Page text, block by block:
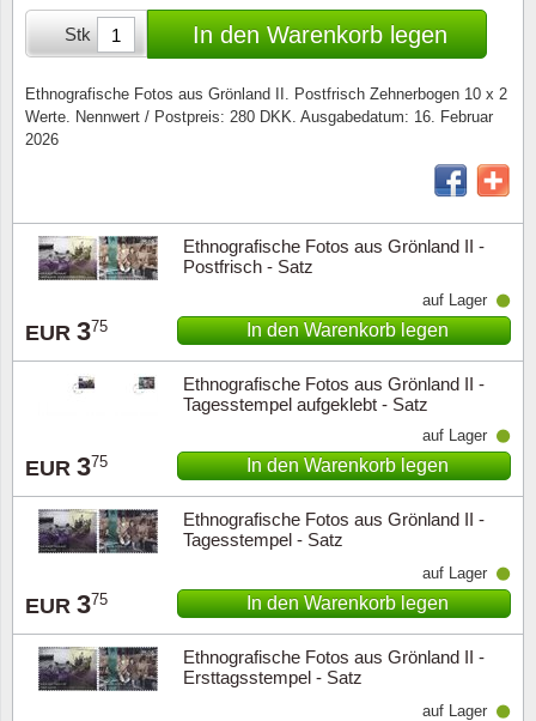
Stk In den Warenkorb legen
Ethnografische Fotos aus Grönland II. Postfrisch Zehnerbogen 10 x 2
Werte. Nennwert / Postpreis: 280 DKK. Ausgabedatum: 16. Februar
2026
Ethnografische Fotos aus Grönland II -
Postfrisch - Satz
EUR 375
auf Lager
In den Warenkorb legen
Ethnografische Fotos aus Grönland II -
Tagesstempel aufgeklebt - Satz
EUR 375
auf Lager
In den Warenkorb legen
Ethnografische Fotos aus Grönland II -
Tagesstempel - Satz
EUR 375
auf Lager
In den Warenkorb legen
Ethnografische Fotos aus Grönland II -
Ersttagsstempel - Satz
auf Lager
Sonderumschläge
Sondermappen
Andere Sammlerstücke
Lupen, Lampen etc.
Anderes Zubehör